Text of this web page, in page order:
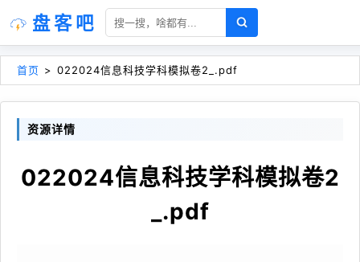
盘客吧
首页 > 022024信息科技学科模拟卷2_.pdf
资源详情
022024信息科技学科模拟卷2
_.pdf